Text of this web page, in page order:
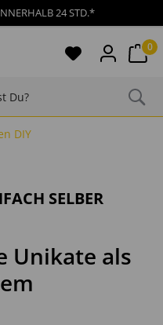
24 STD.*
0
DIY
SELBER
Unikate als